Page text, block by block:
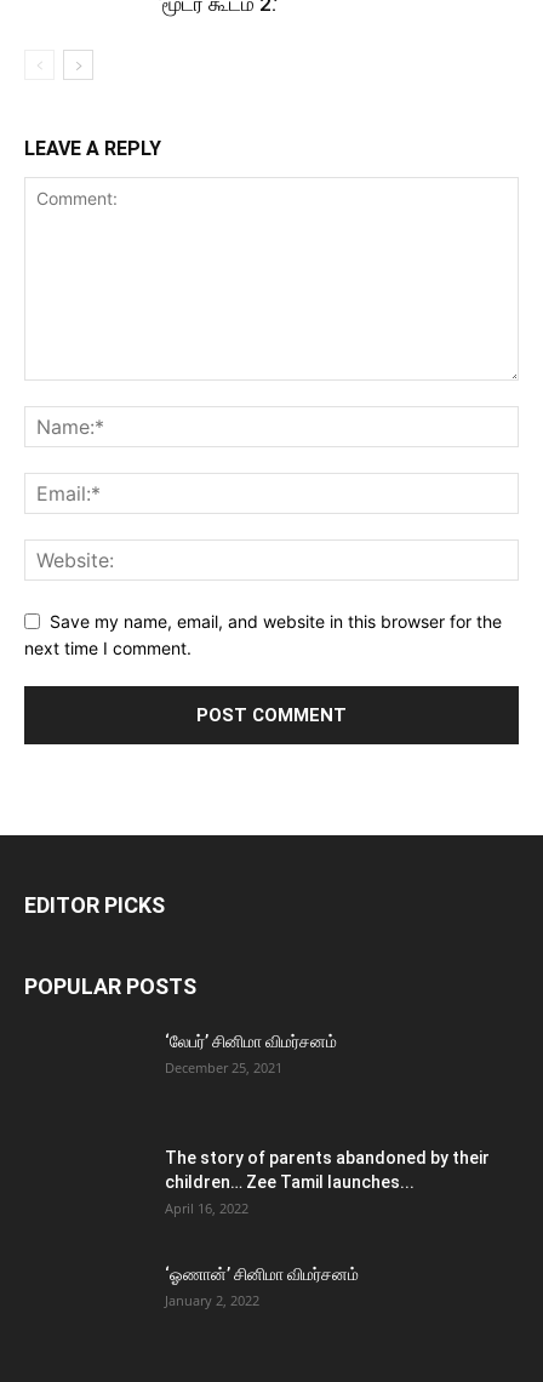
LEAVE A REPLY
Save my name, email, and website in this browser for the
next time I comment.
EDITOR PICKS
POPULAR POSTS
‘லேபர்’ சினிமா விமர்சனம்
December 25, 2021
The story of parents abandoned by their
children… Zee Tamil launches...
April 16, 2022
‘ஓணான்’ சினிமா விமர்சனம்
January 2, 2022